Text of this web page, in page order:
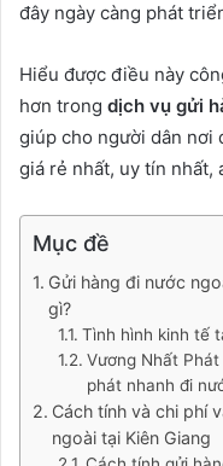
đây ngày càng phát
Hiểu được điều này
hơn trong dịch vụ gửi
giúp cho người dân nơi
giá rẻ nhất, uy tín nhất,
Mục đề
Gửi hàng đi nước
gì?
Tình hình kinh tế
Vương Nhất
phát nhanh đi
Cách tính và chi phí
ngoài tại Kiên Giang